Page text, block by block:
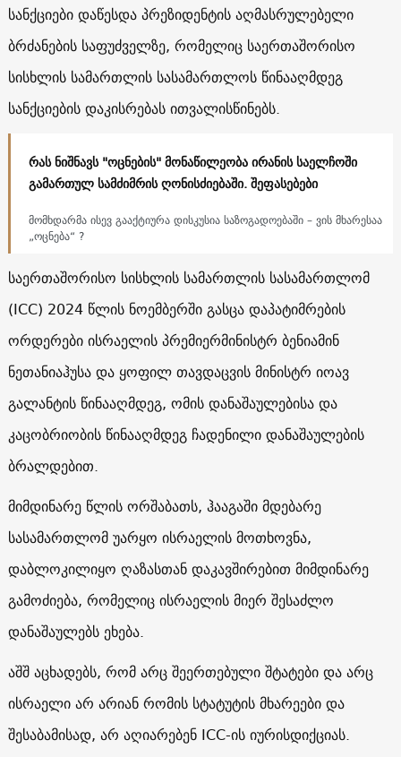
სანქციები დაწესდა პრეზიდენტის აღმასრულებელი
ბრძანების საფუძველზე, რომელიც საერთაშორისო
სისხლის სამართლის სასამართლოს წინააღმდეგ
სანქციების დაკისრებას ითვალისწინებს.
რას ნიშნავს "ოცნების" მონაწილეობა ირანის საელჩოში
გამართულ სამძიმრის ღონისძიებაში. შეფასებები
მომხდარმა ისევ გააქტიურა დისკუსია საზოგადოებაში – ვის მხარესაა
„ოცნება“ ?
საერთაშორისო სისხლის სამართლის სასამართლომ
(ICC) 2024 წლის ნოემბერში გასცა დაპატიმრების
ორდერები ისრაელის პრემიერმინისტრ ბენიამინ
ნეთანიაჰუსა და ყოფილ თავდაცვის მინისტრ იოავ
გალანტის წინააღმდეგ, ომის დანაშაულებისა და
კაცობრიობის წინააღმდეგ ჩადენილი დანაშაულების
ბრალდებით.
მიმდინარე წლის ორშაბათს, ჰააგაში მდებარე
სასამართლომ უარყო ისრაელის მოთხოვნა,
დაბლოკილიყო ღაზასთან დაკავშირებით მიმდინარე
გამოძიება, რომელიც ისრაელის მიერ შესაძლო
დანაშაულებს ეხება.
აშშ აცხადებს, რომ არც შეერთებული შტატები და არც
ისრაელი არ არიან რომის სტატუტის მხარეები და
შესაბამისად, არ აღიარებენ ICC-ის იურისდიქციას.